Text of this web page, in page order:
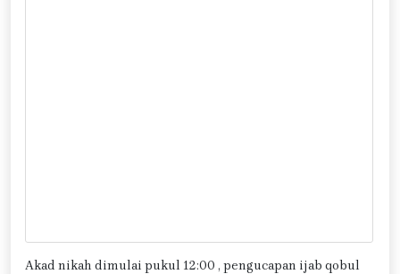
Akad nikah dimulai pukul 12:00 , pengucapan ijab qobul